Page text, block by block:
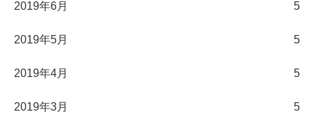
2019年6月 5
2019年5月 5
2019年4月 5
2019年3月 5